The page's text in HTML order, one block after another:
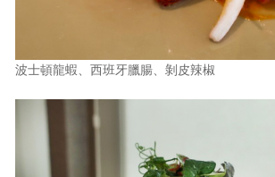
波士頓龍蝦、西班牙臘腸、剝皮辣椒